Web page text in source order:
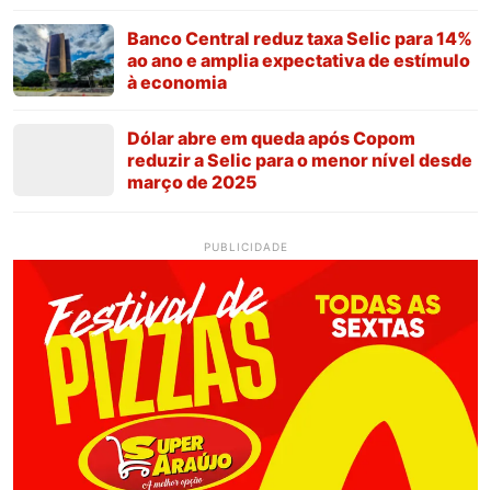
Banco Central reduz taxa Selic para 14%
ao ano e amplia expectativa de estímulo
à economia
Dólar abre em queda após Copom
reduzir a Selic para o menor nível desde
março de 2025
PUBLICIDADE